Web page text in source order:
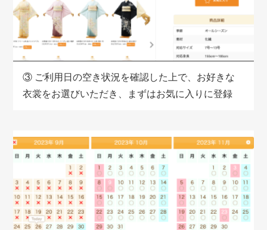
③ ご利用日の空き状況を確認した上で、お好きな
衣裳をお選びいただき、
まずはお気に入りに登録